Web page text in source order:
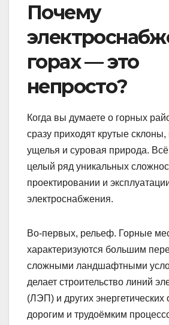
Почему
горах — это
непросто?
Когда вы думаете о горных
сразу приходят крутые склоны,
ущелья и суровая природа. Всё
целый ряд уникальных
проектировании и
электроснабжения.
Во-первых, рельеф. Горные
характеризуются большим
сложными ландшафтными
делает строительство линий
(ЛЭП) и других энергетических
дорогим и трудоёмким